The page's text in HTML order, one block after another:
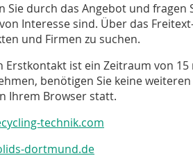
Sie durch das Angebot und fragen
Interesse sind. Über das
und Firmen zu suchen.
Erstkontakt ist ein Zeitraum von
benötigen Sie keine
Ihrem Browser statt.
technik.com
dortmund.de